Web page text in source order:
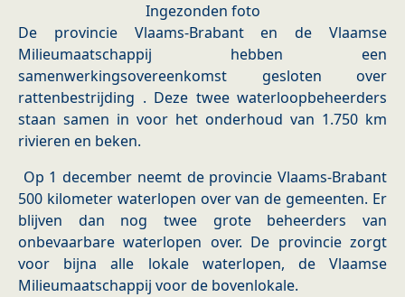
Ingezonden foto
De provincie Vlaams-Brabant en de Vlaamse
Milieumaatschappij hebben een
samenwerkingsovereenkomst gesloten over
rattenbestrijding . Deze twee waterloopbeheerders
staan samen in voor het onderhoud van 1.750 km
rivieren en beken.
Op 1 december neemt de provincie Vlaams-Brabant
500 kilometer waterlopen over van de gemeenten. Er
blijven dan nog twee grote beheerders van
onbevaarbare waterlopen over. De provincie zorgt
voor bijna alle lokale waterlopen, de Vlaamse
Milieumaatschappij voor de bovenlokale.